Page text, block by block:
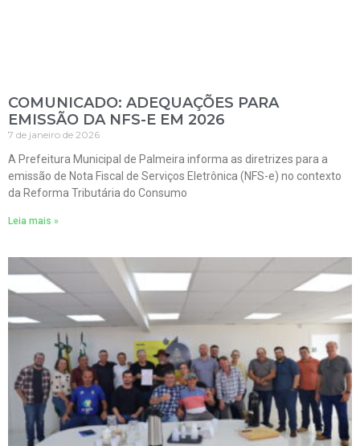
COMUNICADO: ADEQUAÇÕES PARA
EMISSÃO DA NFS-E EM 2026
7 de janeiro de 2026
A Prefeitura Municipal de Palmeira informa as diretrizes para a
emissão de Nota Fiscal de Serviços Eletrônica (NFS-e) no contexto
da Reforma Tributária do Consumo
Leia mais »